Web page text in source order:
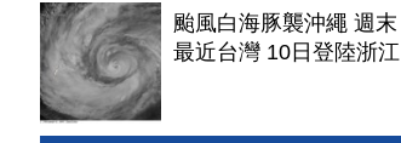
颱風白海豚襲沖繩 週末
最近台灣 10日登陸浙江